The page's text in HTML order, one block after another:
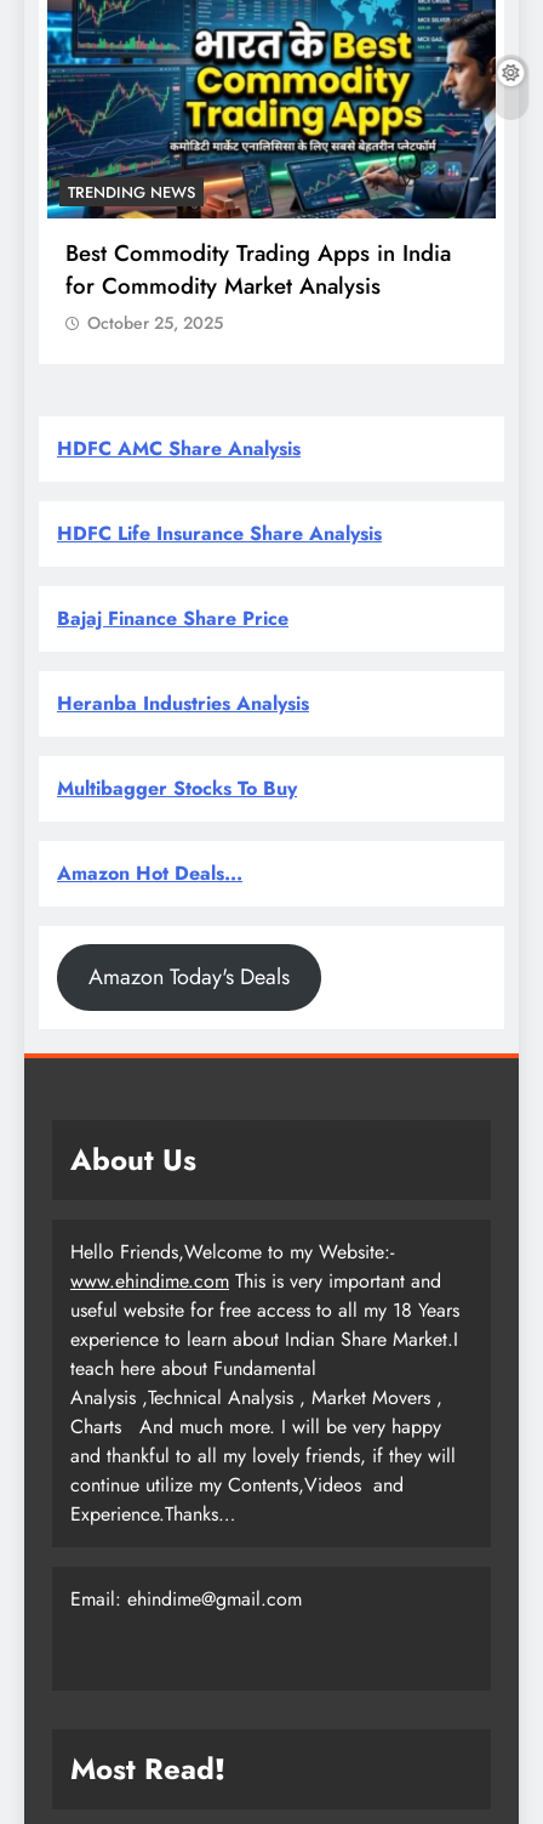
TRENDING NEWS
Best Commodity Trading Apps in India
for Commodity Market Analysis
October 25, 2025
HDFC AMC Share Analysis
HDFC Life Insurance Share Analysis
Bajaj Finance Share Price
Heranba Industries Analysis
Multibagger Stocks To Buy
Amazon Hot Deals...
Amazon Today's Deals
About Us
Hello Friends,Welcome to my Website:-
www.ehindime.com This is very important and
useful website for free access to all my 18 Years
experience to learn about Indian Share Market.I
teach here about Fundamental
Analysis ,Technical Analysis , Market Movers ,
Charts
And much more. I will be very happy
and thankful to all my lovely friends, if they will
continue utilize my Contents,Videos and
Experience.Thanks…
Email: ehindime@gmail.com
Most Read!